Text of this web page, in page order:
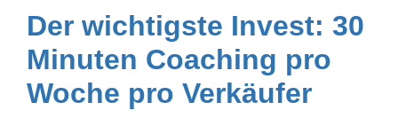
Der wichtigste Invest: 30
Minuten Coaching pro
Woche pro Verkäufer